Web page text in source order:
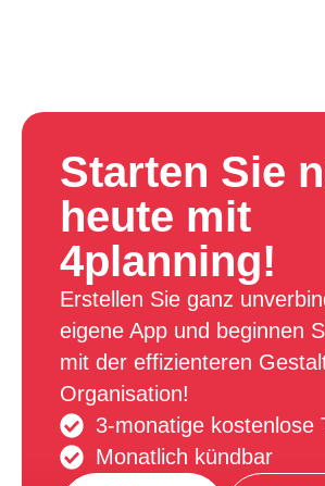
Starten Sie
heute mit
4planning!
Erstellen Sie ganz
eigene App und beginnen
mit der effizienteren
Organisation!
3-monatige kostenlose
Monatlich kündbar